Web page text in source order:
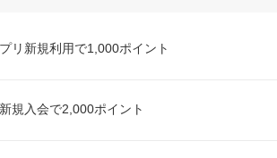
リ新規利用で1,000ポイント
規入会で2,000ポイント